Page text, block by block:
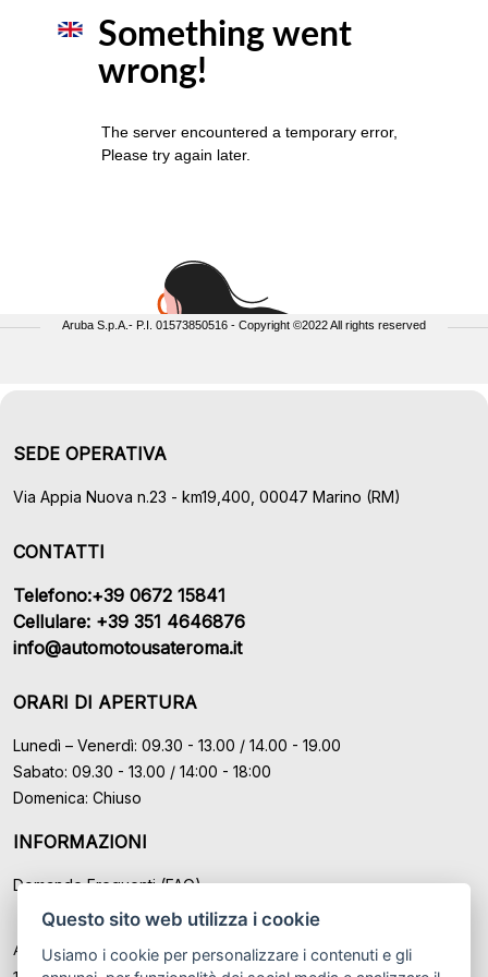
Questo sito web utilizza i cookie
Usiamo i cookie per personalizzare i contenuti e gli
SEDE OPERATIVA
Via Appia Nuova n.23 - km19,400, 00047 Marino (RM)
CONTATTI
Telefono:+39 0672 15841
Cellulare: +39 351 4646876
info@automotousateroma.it
ORARI DI APERTURA
Lunedì – Venerdì: 09.30 - 13.00 / 14.00 - 19.00
Sabato: 09.30 - 13.00 / 14:00 - 18:00
Domenica: Chiuso
INFORMAZIONI
Domande Frequenti (FAQ)
Auto Moto Usate Roma Srl sede di Marino - Roma, P.IVA: IT